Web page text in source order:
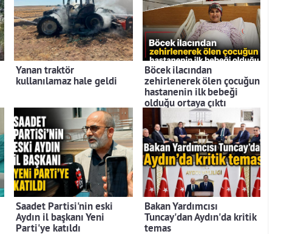
Yanan traktör
kullanılamaz hale geldi
Böcek ilacından
zehirlenerek ölen çocuğun
hastanenin ilk bebeği
olduğu ortaya çıktı
Saadet Partisi'nin eski
Aydın il başkanı Yeni
Parti'ye katıldı
Bakan Yardımcısı
Tuncay'dan Aydın'da kritik
temas